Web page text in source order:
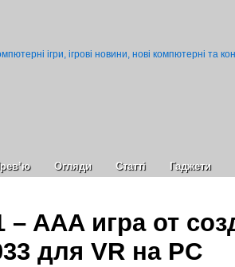
Огляди Статті Гаджети
– AAA игра от
для VR на PC